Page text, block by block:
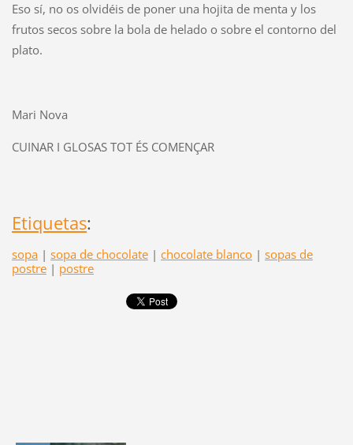
Eso sí, no os olvidéis de poner una hojita de menta y los
frutos secos sobre la bola de helado o sobre el contorno del
plato.
Mari Nova
CUINAR I GLOSAS TOT ÉS COMENÇAR
Etiquetas:
sopa | sopa de chocolate | chocolate blanco | sopas de
postre | postre